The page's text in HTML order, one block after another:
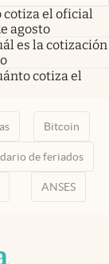
cotiza el oficial
agosto
es la cotización
cotiza el
Bitcoin
de feriados
ANSES
pestaña
nueva pestaña
en nueva pestaña